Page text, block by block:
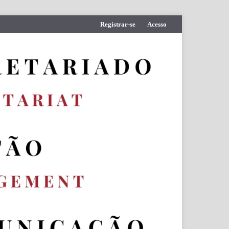
Registrar-se Acesso